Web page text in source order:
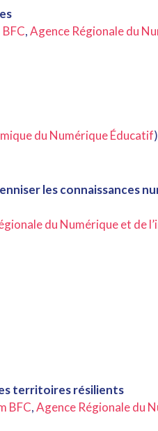
,Agence Régionale du
du Numérique Éducatif)
les connaissances
du Numérique et de
territoires résilients
BFC,Agence Régionale du